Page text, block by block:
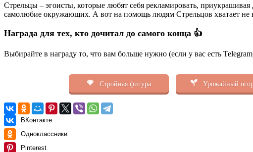
Стрельцы – эгоисты, которые любят себя рекламировать,
самолюбие окружающих. А вот на помощь людям Стрельцов хватает не
Награда для тех, кто дочитал до самого конца 👍
Выбирайте в награду то, что вам больше нужно (если у вас есть
Стройная фигура Урожайный
ВКонтакте
Одноклассники
Pinterest